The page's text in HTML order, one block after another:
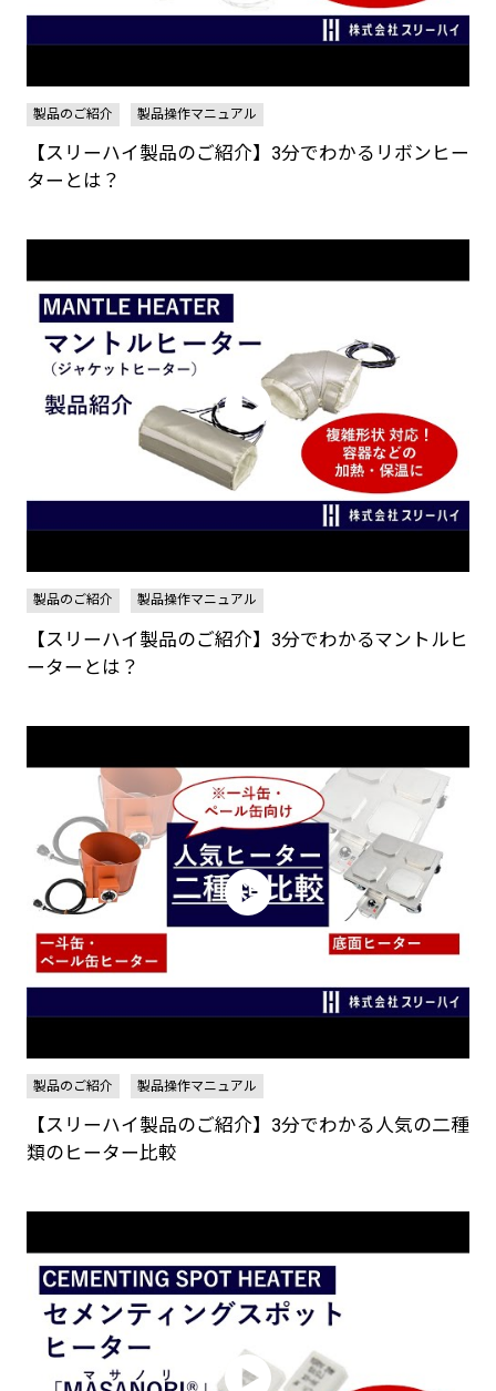
製品のご紹介 製品操作マニュアル
【スリーハイ製品のご紹介】3分でわかるリボンヒー
ターとは？
製品のご紹介 製品操作マニュアル
【スリーハイ製品のご紹介】3分でわかるマントルヒ
ーターとは？
製品のご紹介 製品操作マニュアル
【スリーハイ製品のご紹介】3分でわかる人気の二種
類のヒーター比較